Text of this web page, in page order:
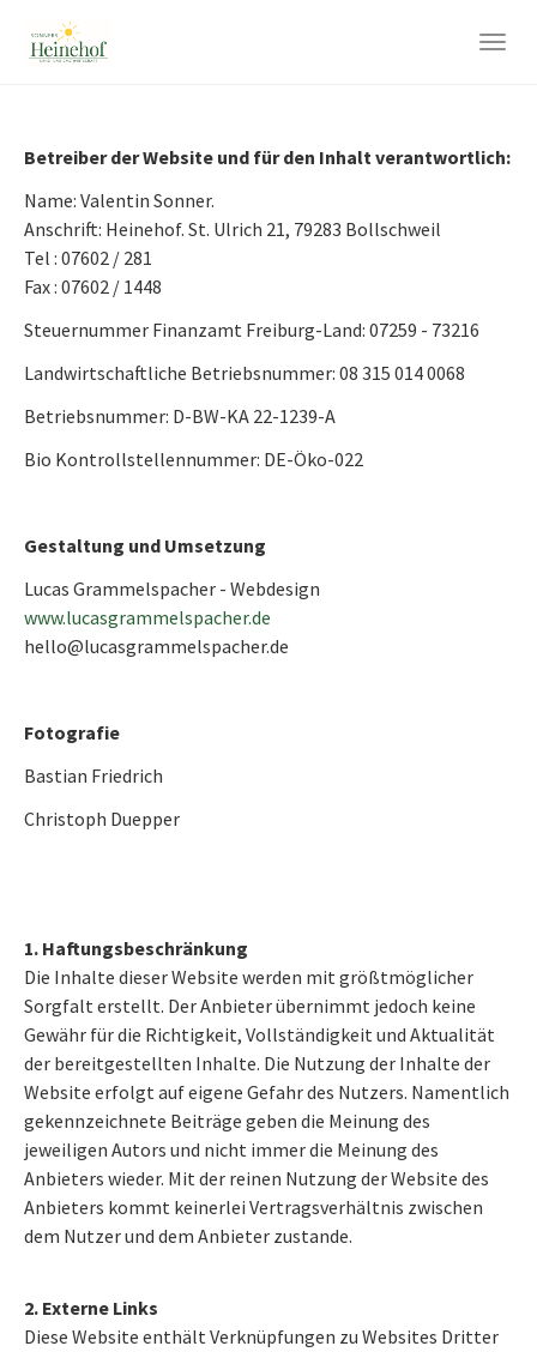
Betreiber der Website und für den Inhalt verantwortlich:
Name: Valentin Sonner.
Anschrift: Heinehof. St. Ulrich 21, 79283 Bollschweil
Tel : 07602 / 281
Fax : 07602 / 1448
Steuernummer Finanzamt Freiburg-Land: 07259 - 73216
Landwirtschaftliche Betriebsnummer: 08 315 014 0068
Betriebsnummer: D-BW-KA 22-1239-A
Bio Kontrollstellennummer: DE-Öko-022
Gestaltung und Umsetzung
Lucas Grammelspacher - Webdesign
www.lucasgrammelspacher.de
hello@lucasgrammelspacher.de
Fotografie
Bastian Friedrich
Christoph Duepper
1. Haftungsbeschränkung
Die Inhalte dieser Website werden mit größtmöglicher
Sorgfalt erstellt. Der Anbieter übernimmt jedoch keine
Gewähr für die Richtigkeit, Vollständigkeit und Aktualität
der bereitgestellten Inhalte. Die Nutzung der Inhalte der
Website erfolgt auf eigene Gefahr des Nutzers. Namentlich
gekennzeichnete Beiträge geben die Meinung des
jeweiligen Autors und nicht immer die Meinung des
Anbieters wieder. Mit der reinen Nutzung der Website des
Anbieters kommt keinerlei Vertragsverhältnis zwischen
dem Nutzer und dem Anbieter zustande.
2. Externe Links
Diese Website enthält Verknüpfungen zu Websites Dritter